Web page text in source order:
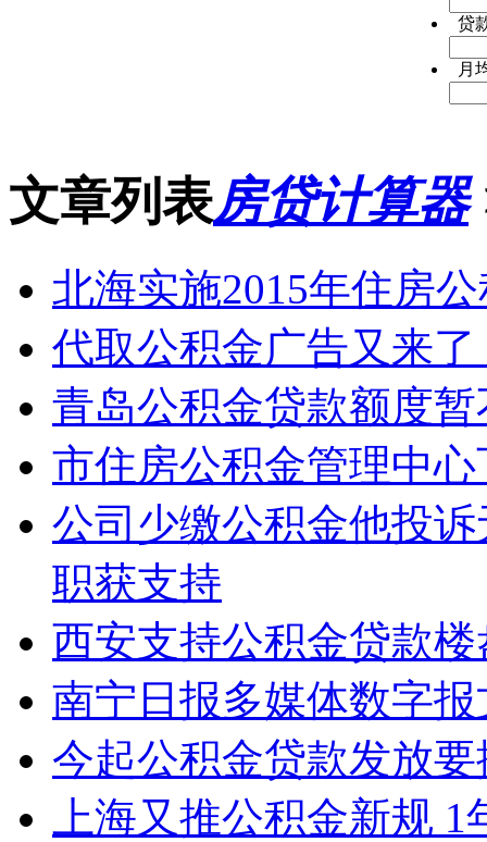
贷
月
文章列表房贷计算器
北海实施2015年住房
代取公积金广告又来
青岛公积金贷款额度
市住房公积金管理中
公司少缴公积金他投
职获支持
西安支持公积金贷款
南宁日报多媒体数字报
今起公积金贷款发放要
上海又推公积金新规